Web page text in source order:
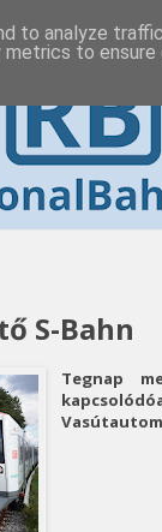
S-Bahn
Tegnap
to analyze
to